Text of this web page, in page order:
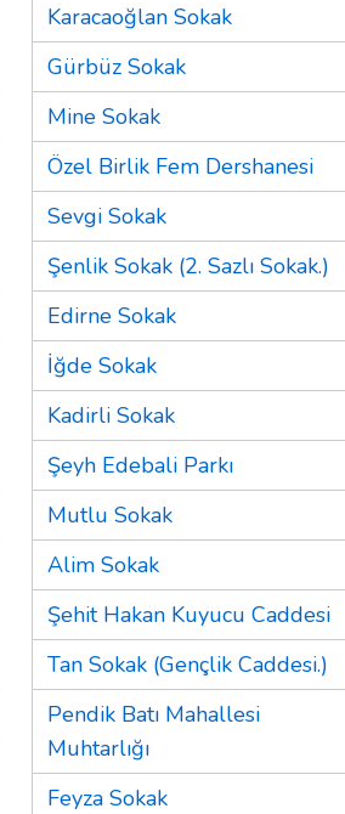
Karacaoğlan Sokak
Gürbüz Sokak
Mine Sokak
Özel Birlik Fem Dershanesi
Sevgi Sokak
Şenlik Sokak (2. Sazlı Sokak.)
Edirne Sokak
İğde Sokak
Kadirli Sokak
Şeyh Edebali Parkı
Mutlu Sokak
Alim Sokak
Şehit Hakan Kuyucu Caddesi
Tan Sokak (Gençlik Caddesi.)
Pendik Batı Mahallesi
Muhtarlığı
Feyza Sokak